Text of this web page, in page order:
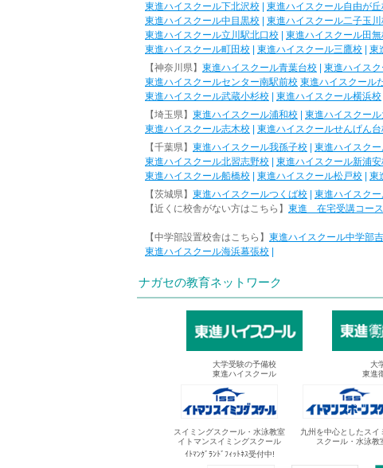
東進ハイスクール下北沢校
東進ハイスクール自由が
東進ハイスクール中目黒校
東進ハイスクール二子玉
東進ハイスクール立川駅北口校
東進ハイスクール田
東進ハイスクール町田校
東進ハイスクール三鷹校 東
【神奈川県】 東進ハイスクール青葉台校 東進ハイス
東進ハイスクールセンター南駅前校 東進ハイスクール
東進ハイスクール武蔵小杉校
東進ハイスクール横浜校
【埼玉県】 東進ハイスクール浦和校 東進ハイスクー
東進ハイスクール志木校
東進ハイスクールせんげん
【千葉県】 東進ハイスクール我孫子校 東進ハイスク
東進ハイスクール北習志野校
東進ハイスクール新浦
東進ハイスクール船橋校
東進ハイスクール松戸校 東
【茨城県】 東進ハイスクールつくば校 東進ハイスク
【近くに校舎がない方はこちら】 東進 在宅受講コース
【中学部設置校舎はこちら】 東進ハイスクール中学部
東進ハイスクール海浜幕張校
ナガセの教育ネットワーク
大学受験の予備校
東進ハイスクール
大
東進
スイミングスクール・水泳教室
イトマンスイミングスクール
ｲﾄﾏﾝｸﾞﾗﾝﾄﾞﾌｨｯﾄﾈｽ受付中!
九州を中心としたスイ
スクール・水泳教